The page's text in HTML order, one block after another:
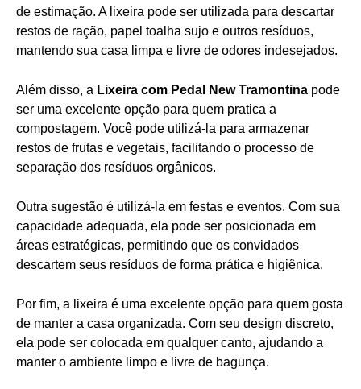
de estimação. A lixeira pode ser utilizada para descartar
restos de ração, papel toalha sujo e outros resíduos,
mantendo sua casa limpa e livre de odores indesejados.
Além disso, a Lixeira com Pedal New Tramontina pode
ser uma excelente opção para quem pratica a
compostagem. Você pode utilizá-la para armazenar
restos de frutas e vegetais, facilitando o processo de
separação dos resíduos orgânicos.
Outra sugestão é utilizá-la em festas e eventos. Com sua
capacidade adequada, ela pode ser posicionada em
áreas estratégicas, permitindo que os convidados
descartem seus resíduos de forma prática e higiênica.
Por fim, a lixeira é uma excelente opção para quem gosta
de manter a casa organizada. Com seu design discreto,
ela pode ser colocada em qualquer canto, ajudando a
manter o ambiente limpo e livre de bagunça.